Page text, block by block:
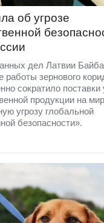
об угрозе
дел Латвии
работы зернового
сократило поставки
продукции на
угрозу глобальной
безопасности».